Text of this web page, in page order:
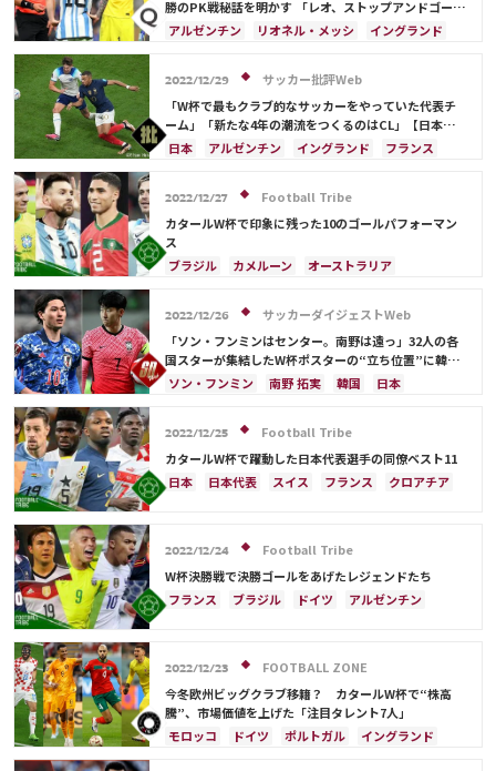
勝のPK戦秘話を明かす 「レオ、ストップアンドゴー
だ」
アルゼンチン リオネル・メッシ
イングランド
2022/12/29
サッカー批評Web
「W杯で最もクラブ的なサッカーをやっていた代表チ
ーム」「新たな4年の潮流をつくるのはCL」【日本サ
ッカー2023年「W杯ドーハの歓喜超え」への激論】(2)
日本 アルゼンチン イングランド
フランス
キリアン・ムバッペ
スペイン
ブラジル
カリム・ベンゼマ エンゴロ・カンテ
2022/12/27
Football Tribe
カタールW杯で印象に残った10のゴールパフォーマン
ス
ブラジル
カメルーン
オーストラリア
スペイン
フランス オランダ
エクアドル
ガーナ
モロッコ
リオネル・メッシ
ジャック・グリーリッシュ
イングランド
アクラフ・ハキミ
カタール
イラン
日本
C・ロナウド
2022/12/26
サッカーダイジェストWeb
「ソン・フンミンはセンター。南野は遠っ」32人の各
国スターが集結したW杯ポスターの“立ち位置”に韓国
注目！「日本はよく見えない」【2022総集編】
ソン・フンミン 南野 拓実 韓国
日本
フランス
ベルギー イングランド
ポルトガル
プレーオフ
ブラジル
アルゼンチン
ウェールズ
ガレス・ベイル
2022/12/25
Football Tribe
カタールW杯で躍動した日本代表選手の同僚ベスト11
日本
日本代表 スイス フランス
クロアチア
カタール
オランダ ポルトガル
韓国
三笘 薫 キリアン・ムバッペ
前田 大然
冨安 健洋
ドイツ セルビア
ブラジル
2022/12/24
Football Tribe
W杯決勝戦で決勝ゴールをあげたレジェンドたち
フランス
ブラジル ドイツ
アルゼンチン
サウジアラビア
クロアチア
オランダ
ウェールズ
日本代表 ケイラー・ナバス
2022/12/23
FOOTBALL ZONE
今冬欧州ビッグクラブ移籍？ カタールW杯で“株高
騰”、市場価値を上げた「注目タレント7人」
モロッコ
ドイツ ポルトガル
イングランド